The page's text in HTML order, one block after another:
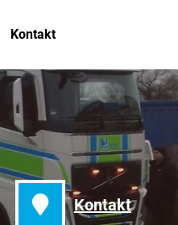
Kontakt
Kontakt